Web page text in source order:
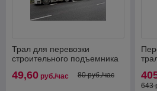
Трал для перевозки
строительного подъемника
49,60 руб./час 80 руб./час
643